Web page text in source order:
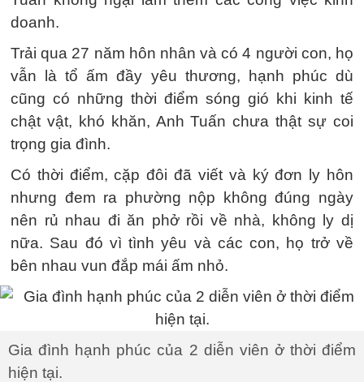
doanh.
Trải qua 27 năm hôn nhân và có 4 người con, họ
vẫn là tổ ấm đầy yêu thương, hạnh phúc dù
cũng có những thời điểm sóng gió khi kinh tế
chật vật, khó khăn, Anh Tuấn chưa thật sự coi
trọng gia đình.
Có thời điểm, cặp đôi đã viết và ký đơn ly hôn
nhưng đem ra phường nộp không đúng ngày
nên rủ nhau đi ăn phở rồi về nhà, không ly dị
nữa. Sau đó vì tình yêu và các con, họ trở về
bên nhau vun đắp mái ấm nhỏ.
Gia đình hạnh phúc của 2 diễn viên ở thời điểm
hiện tại.